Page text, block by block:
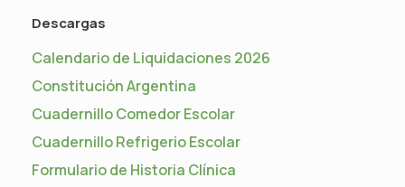
Descargas
Calendario de Liquidaciones 2026
Constitución Argentina
Cuadernillo Comedor Escolar
Cuadernillo Refrigerio Escolar
Formulario de Historia Clínica